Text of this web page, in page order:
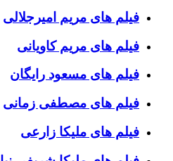
فیلم های مریم امیرجلالی
فیلم های مریم کاویانی
فیلم های مسعود رایگان
فیلم های مصطفی زمانی
فیلم های ملیکا زارعی